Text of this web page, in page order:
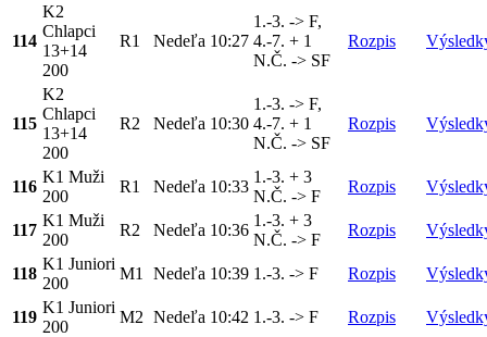
114
K2
Chlapci
13+14
200
R1 Nedeľa 10:27
1.-3. -> F,
4.-7. + 1
N.Č. -> SF
Rozpis
115
K2
Chlapci
13+14
200
R2 Nedeľa 10:30
1.-3. -> F,
4.-7. + 1
N.Č. -> SF
Rozpis
116
K1 Muži
200
R1 Nedeľa 10:33
1.-3. + 3
N.Č. -> F
Rozpis
117
K1 Muži
200
R2 Nedeľa 10:36
1.-3. + 3
N.Č. -> F
Rozpis
118
K1 Juniori
200
M1 Nedeľa 10:39 1.-3. -> F Rozpis
119
K1 Juniori
200
M2 Nedeľa 10:42 1.-3. -> F Rozpis